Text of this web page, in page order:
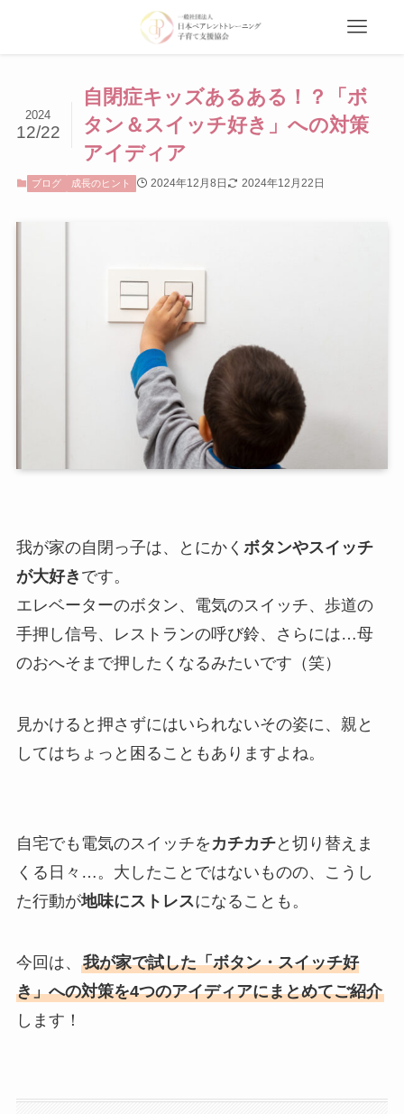
自閉症キッズあるある！？「ボ
タン＆スイッチ好き」への対策
アイディア
2024
12/22
ブログ 成長のヒント 2024年12月8日 2024年12月22日
我が家の自閉っ子は、とにかく ボタンやスイッチ
が大好き です。
エレベーターのボタン、電気のスイッチ、歩道の
手押し信号、レストランの呼び鈴、さらには…母
のおへそまで押したくなるみたいです（笑）
見かけると押さずにはいられないその姿に、親と
してはちょっと困ることもありますよね。
自宅でも電気のスイッチを カチカチと切り替えま
くる日々…。大したことではないものの、こうし
た行動が地味にストレスになることも。
今回は、 我が家で試した「ボタン・スイッチ好
き」への対策を4つのアイディアにまとめてご紹介
します！